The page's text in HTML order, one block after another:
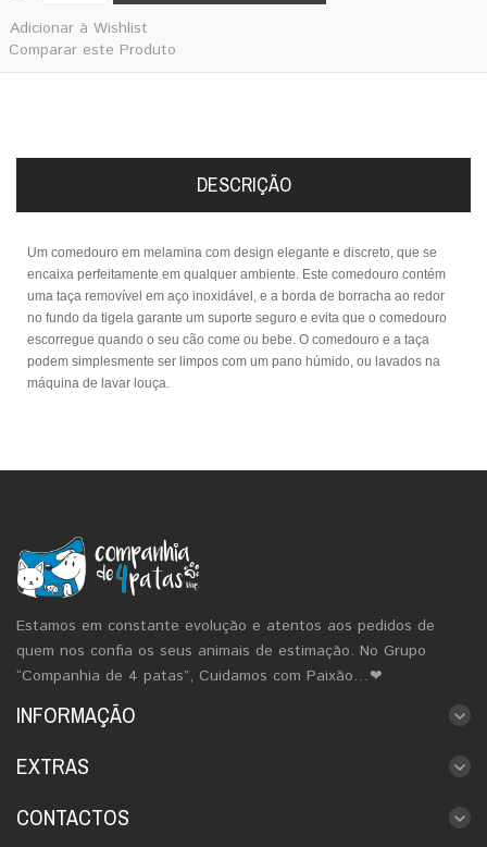
Adicionar à Wishlist
Comparar este Produto
DESCRIÇÃO
Um comedouro em melamina com design elegante e discreto, que se
encaixa perfeitamente em qualquer ambiente. Este comedouro contém
uma taça removível em aço inoxidável, e a borda de borracha ao redor
no fundo da tigela garante um suporte seguro e evita que o comedouro
escorregue quando o seu cão come ou bebe. O comedouro e a taça
podem simplesmente ser limpos com um pano húmido, ou lavados na
máquina de lavar louça.
Estamos em constante evolução e atentos aos pedidos de
quem nos confia os seus animais de estimação. No Grupo
“Companhia de 4 patas”, Cuidamos com Paixão…❤
INFORMAÇÃO
EXTRAS
CONTACTOS